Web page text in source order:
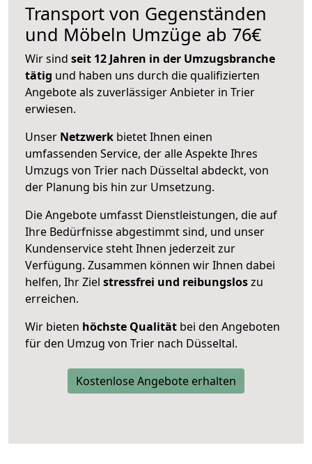
Transport von Gegenständen
und Möbeln Umzüge ab 76€
Wir sind seit 12 Jahren in der Umzugsbranche
tätig und haben uns durch die qualifizierten
Angebote als zuverlässiger Anbieter in Trier
erwiesen.
Unser Netzwerk bietet Ihnen einen
umfassenden Service, der alle Aspekte Ihres
Umzugs von Trier nach Düsseltal abdeckt, von
der Planung bis hin zur Umsetzung.
Die Angebote umfasst Dienstleistungen, die auf
Ihre Bedürfnisse abgestimmt sind, und unser
Kundenservice steht Ihnen jederzeit zur
Verfügung. Zusammen können wir Ihnen dabei
helfen, Ihr Ziel stressfrei und reibungsloszu
erreichen.
Wir bieten höchste Qualität bei den Angeboten
für den Umzug von Trier nach Düsseltal.
Kostenlose Angebote erhalten